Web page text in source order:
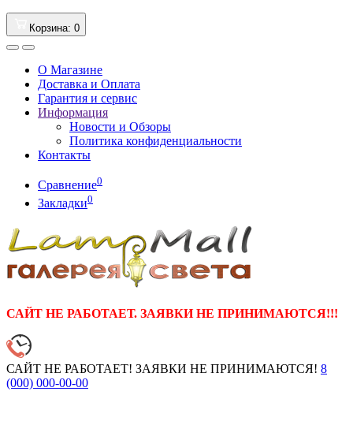
Корзина: 0
О Магазине
Доставка и Оплата
Гарантия и сервис
Информация
Новости и Обзоры
Политика конфиденциальности
Контакты
Сравнение0
Закладки0
САЙТ НЕ РАБОТАЕТ. ЗАЯВКИ НЕ ПРИНИМАЮТСЯ!!!
САЙТ НЕ РАБОТАЕТ! ЗАЯВКИ НЕ ПРИНИМАЮТСЯ! 8
(000) 000-00-00